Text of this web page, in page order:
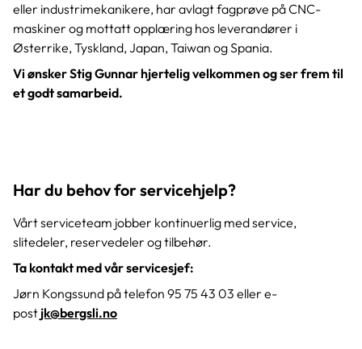
eller industrimekanikere, har avlagt fagprøve på CNC-
maskiner og mottatt opplæring hos leverandører i
Østerrike, Tyskland, Japan, Taiwan og Spania.
Vi ønsker Stig Gunnar hjertelig velkommen og ser frem til
et godt samarbeid.
Har du behov for servicehjelp?
Vårt serviceteam jobber kontinuerlig med service,
slitedeler, reservedeler og tilbehør.
Ta kontakt med vår servicesjef:
Jørn Kongssund på telefon 95 75 43 03 eller e-
post jk@bergsli.no